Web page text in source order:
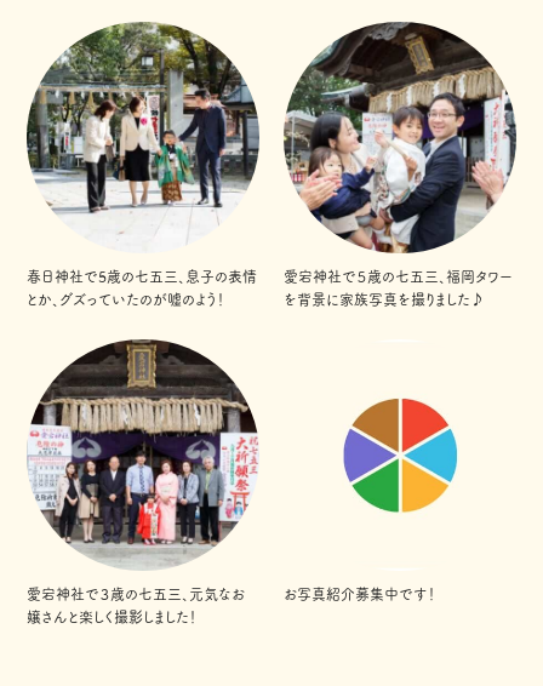
春日神社で5歳の七五三、息子の表情
とか、グズっていたのが嘘のよう！
愛宕神社で５歳の七五三、福岡タワー
を背景に家族写真を撮りました♪
愛宕神社で３歳の七五三、元気なお
嬢さんと楽しく撮影しました！
お写真紹介募集中です！